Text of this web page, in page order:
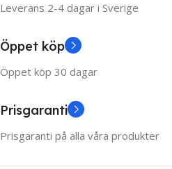
Leverans 2-4 dagar i Sverige
Öppet köp
Öppet köp 30 dagar
Prisgaranti
Prisgaranti på alla våra produkter